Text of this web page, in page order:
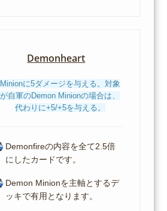
Demonheart
Minionに5ダメージを与える。対象
が自軍のDemon Minionの場合は、
代わりに+5/+5を与える。
Demonfireの内容を全て2.5倍
にしたカードです。
Demon Minionを主軸とするデ
ッキで有用となります。